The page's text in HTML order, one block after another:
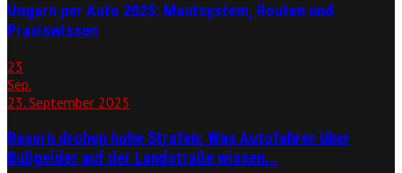
Ungarn per Auto 2025: Mautsystem, Routen und
Praxiswissen
23
Sep.
23. September 2025
Rasern drohen hohe Strafen: Was Autofahrer über
Bußgelder auf der Landstraße wissen...